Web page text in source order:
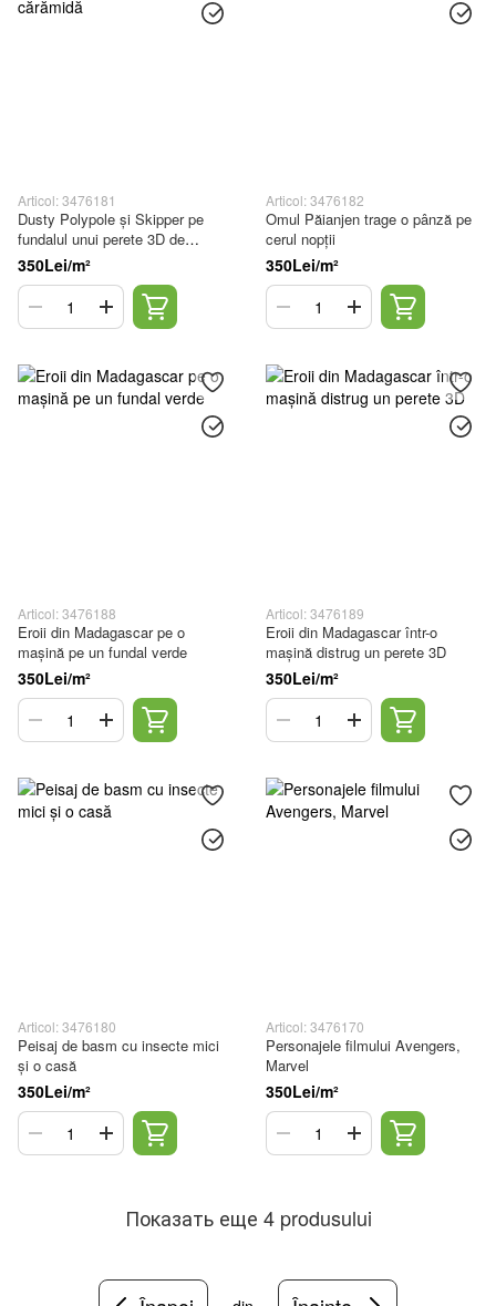
Articol: 3476181
Dusty Polypole și Skipper pe
fundalul unui perete 3D de
cărămidă
350Lei/m²
Articol: 3476182
Omul Păianjen trage o pânză pe
cerul nopții
350Lei/m²
Articol: 3476188
Eroii din Madagascar pe o
mașină pe un fundal verde
350Lei/m²
Articol: 3476189
Eroii din Madagascar într-o
mașină distrug un perete 3D
350Lei/m²
Articol: 3476180
Peisaj de basm cu insecte mici
și o casă
350Lei/m²
Articol: 3476170
Personajele filmului Avengers,
Marvel
350Lei/m²
Показать еще 4 produsului